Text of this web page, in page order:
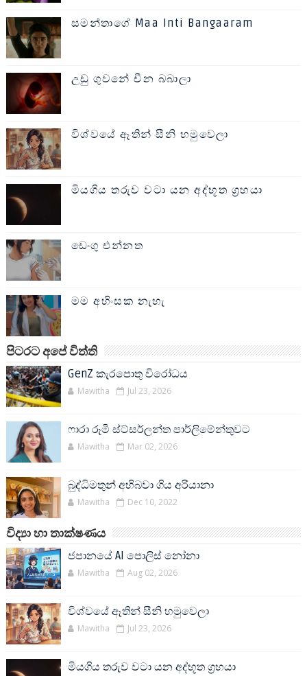
සමන්තාගේ Maa Inti Bangaaram
උඩු ගුවනේ චීන බබාලා
විශ්වයේ ඈතින් සීනි හමුවෙලා
මියගිය තරුව වටා යන අද්භූත ග්‍රහයා
ඩෙංගු එන්නත
මම අහිංසක නැහැ
පිටරට අපේ විත්ති
GenZ කැරපොතු විරෝධය
Mawitha Jul 23, 2026
ෆාරා රූමි ස්ට්සර්ලන්ත පාර්ලිමේන්තුවට
Mawitha Mar 02, 2026
බුද්ධිමතුන් අභිබවා ගිය අරියානා
Mawitha Dec 10, 2022
විද්‍යා හා තාක්ෂණය
ජපානයේ AI පොලිස් නෝනා
Mawitha Aug 02, 2026
විශ්වයේ ඈතින් සීනි හමුවෙලා
Mawitha Jul 23, 2026
මියගිය තරුව වටා යන අද්භූත ග්‍රහයා